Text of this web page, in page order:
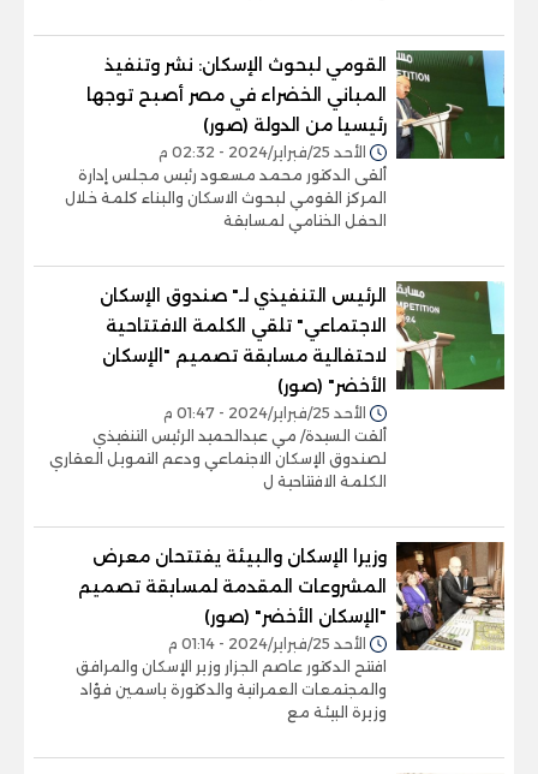
القومي لبحوث الإسكان: نشر وتنفيذ
المباني الخضراء في مصر أصبح توجها
رئيسيا من الدولة (صور)
الأحد 25/فبراير/2024 - 02:32 م
ألقى الدكتور محمد مسعود رئيس مجلس إدارة
المركز القومي لبحوث الاسكان والبناء كلمة خلال
الحفل الختامي لمسابقة
الرئيس التنفيذي لـ" صندوق الإسكان
الاجتماعي" تلقي الكلمة الافتتاحية
لاحتفالية مسابقة تصميم "الإسكان
الأخضر" (صور)
الأحد 25/فبراير/2024 - 01:47 م
ألقت السيدة/ مي عبدالحميد الرئيس التنفيذي
لصندوق الإسكان الاجتماعي ودعم التمويل العقاري
الكلمة الافتتاحية ل
وزيرا الإسكان والبيئة يفتتحان معرض
المشروعات المقدمة لمسابقة تصميم
"الإسكان الأخضر" (صور)
الأحد 25/فبراير/2024 - 01:14 م
افتتح الدكتور عاصم الجزار وزير الإسكان والمرافق
والمجتمعات العمرانية والدكتورة ياسمين فؤاد
وزيرة البيئة مع